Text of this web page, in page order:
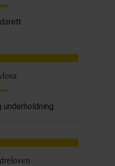
underholdning